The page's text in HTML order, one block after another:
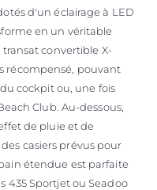
d'un éclairage à LED
en un véritable
convertible X-
récompensé, pouvant
cockpit ou, une fois
Club. Au-dessous,
de pluie et de
casiers prévus pour
étendue est parfaite
435 Sportjet ou Seadoo